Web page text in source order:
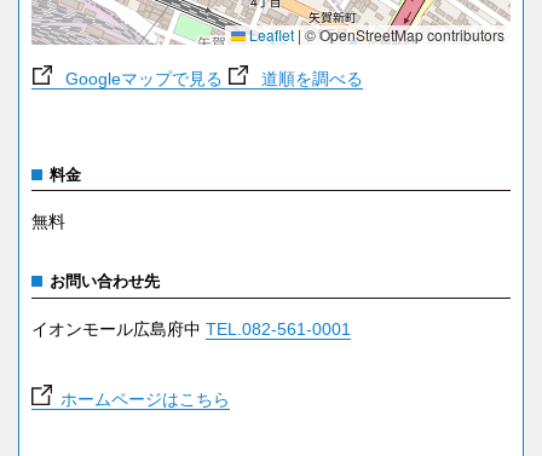
Leaflet | © OpenStreetMap contributors
Googleマップで見る 道順を調べる
料金
無料
お問い合わせ先
イオンモール広島府中 TEL.082-561-0001
ホームページはこちら